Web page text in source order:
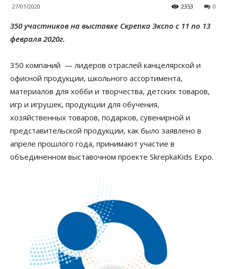
27/01/2020 0
2353
350 участников на выставке Скрепка Экспо с 11 по 13
февраля 2020г.
350 компаний — лидеров отраслей канцелярской и
офисной продукции, школьного ассортимента,
материалов для хобби и творчества, детских товаров,
игр и игрушек, продукции для обучения,
хозяйственных товаров, подарков, сувенирной и
представительской продукции, как было заявлено в
апреле прошлого года, принимают участие в
объединенном выставочном проекте SkrepkaKids Expo.